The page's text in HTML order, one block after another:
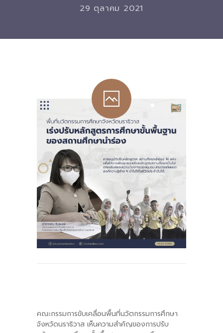
---- พ.ร.ฎ. ขยายเวลาใช้บังคับ พ.ร.บ.พื้นที่นวัตกรรมการ
ศึกษา พ.ศ. 252 พ.ศ. 2569
---- รายงานการประเมินผลสัมฤทธิ์ พ.ร.บ.พื้นที่นวัตกรรม
---- รายงานการวิเคราะห์ผลกระทบที่อาจเกิดขึ้นจากกฎ
หมายฯ
-- รายงานคณะผู้ประเมินอิสระ
---- รอบประเมิน (พ.ศ. 2562-2564)
-- รายงานประจำปี
---- ปีการศึกษา 2564
---- ปีการศึกษา 2565
---- ปีการศึกษา 2567
-- รายงานผล กขศ.สพท.
-- รู้จัก พื้นที่นวัตกรรมการศึกษา
-- คณะกรรมการนโยบายพื้นที่นวัตกรรมการศึกษา
29 ตุลาคม 2021
คณะกรรมการขับเคลื่อนพื้นที่นวัตกรรมการศึกษา
จังหวัดนราธิวาส เห็นความสำคัญของการปรับ